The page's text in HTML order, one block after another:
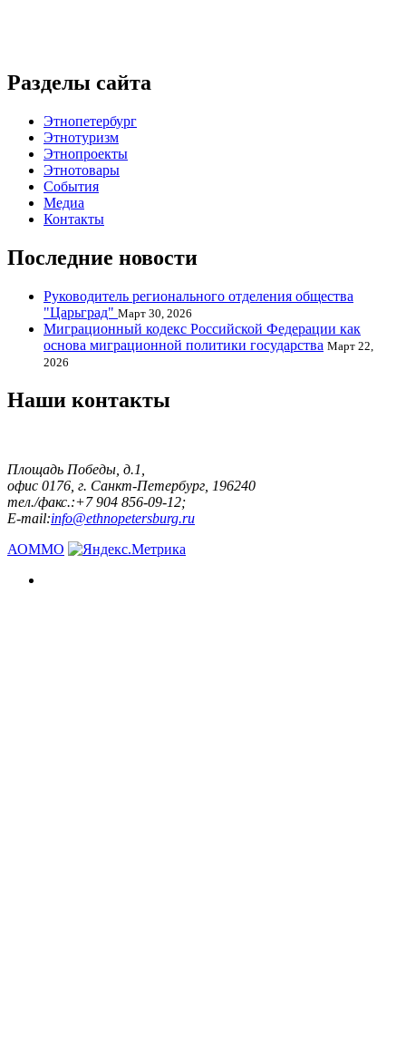
Разделы сайта
Этнопетербург
Этнотуризм
Этнопроекты
Этнотовары
События
Медиа
Контакты
Последние новости
Руководитель регионального отделения общества
"Царьград" Март 30, 2026
Миграционный кодекс Российской Федерации как
основа миграционной политики государства Март 22,
2026
Наши контакты
Площадь Победы, д.1,
офис 0176, г. Санкт-Петербург, 196240
тел./факс.:+7 904 856-09-12;
E-mail:info@ethnopetersburg.ru
АОММО